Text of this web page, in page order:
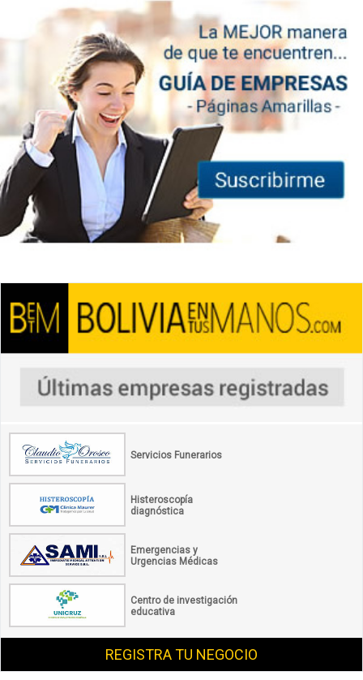
Servicios Funerarios
Histeroscopía
diagnóstica
Emergencias y
Urgencias Médicas
Centro de investigación
educativa
REGISTRA TU NEGOCIO